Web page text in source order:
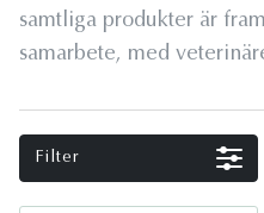
samtliga produkter är
samarbete, med
Filter